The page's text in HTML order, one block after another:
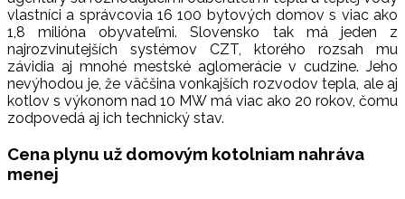
vlastníci a správcovia 16 100 bytových domov s viac ako
1,8 milióna obyvateľmi. Slovensko tak má jeden z
najrozvinutejších systémov CZT, ktorého rozsah mu
závidia aj mnohé mestské aglomerácie v cudzine. Jeho
nevýhodou je, že väčšina vonkajších rozvodov tepla, ale aj
kotlov s výkonom nad 10 MW má viac ako 20 rokov, čomu
zodpovedá aj ich technický stav.
Cena plynu už domovým kotolniam nahráva
menej